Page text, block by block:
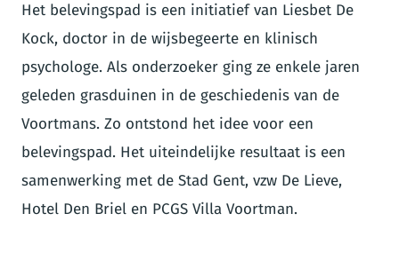
Het belevingspad is een initiatief van Liesbet De
Kock, doctor in de wijsbegeerte en klinisch
psychologe. Als onderzoeker ging ze enkele jaren
geleden grasduinen in de geschiedenis van de
Voortmans. Zo ontstond het idee voor een
belevingspad. Het uiteindelijke resultaat is een
samenwerking met de Stad Gent, vzw De Lieve,
Hotel Den Briel en PCGS Villa Voortman.